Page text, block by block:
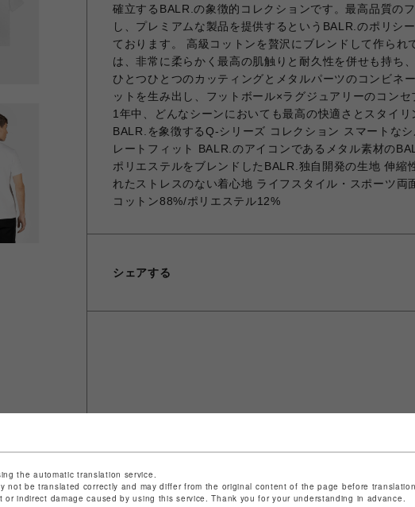
確立するBALR.の象徴的コレクションです。最高品質の
し、プレミアムな製品を提供するというBALR.のポリシ
ております。 高級コットンを贅沢にブレンドして作られ
は、非常に柔らかく最高の肌触りと耐久性を併せも持ち
ひとつひとつのカッティングとメタルパーツのコンビネ
ットを生み出し、フットボール×ラグジュアリーのコンセ
1年中、どんなシーンにおいても最高の快適さとスタイリ
BALR.を象徴するQ-シリーズ コレクション スマートな
レートフィット BALR.のアイコンであるメタル素材の
ポリエステルをブレンドしたBALR.独自開発の生地 伸縮
れたストレスのない着心地 ライフスタイル・スポーツ両
コットン88%/ポリエステル12%
シェアする
the automatic translation service.
not be translated correctly and may differ from the original content of the page before translation.
indirect damage caused by using this service. Thank you for your understanding in advance.